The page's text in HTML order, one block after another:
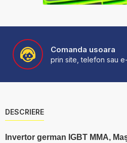
Comanda usoara
prin site, telefon sau
DESCRIERE
Invertor german IGBT MMA,